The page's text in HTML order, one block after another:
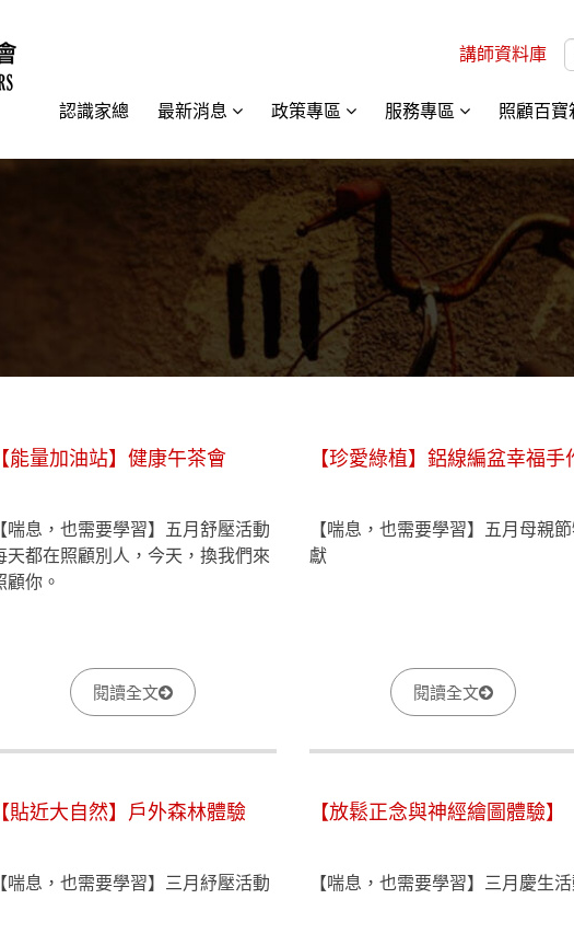
講師資料庫
認識家總 最新消息 政策專區 服務專區 照顧百寶
【能量加油站】健康午茶會
【喘息，也需要學習】五月舒壓活動
天都在照顧別人，今天，換我們來
顧你。
閱讀全文
【珍愛綠植】鋁線編盆幸福手
【喘息，也需要學習】五月母親
獻
閱讀全文
【貼近大自然】戶外森林體驗
【喘息，也需要學習】三月紓壓活動
【放鬆正念與神經繪圖體驗】
【喘息，也需要學習】三月慶生